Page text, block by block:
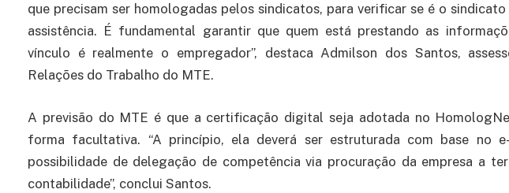
que precisam ser homologadas pelos sindicatos, para verificar se é o
assistência. É fundamental garantir que quem está prestando as
vínculo é realmente o empregador”, destaca Admilson dos Santos,
Relações do Trabalho do MTE.
A previsão do MTE é que a certificação digital seja adotada no
forma facultativa. “A princípio, ela deverá ser estruturada com base no
possibilidade de delegação de competência via procuração da empresa a
contabilidade”, conclui Santos.